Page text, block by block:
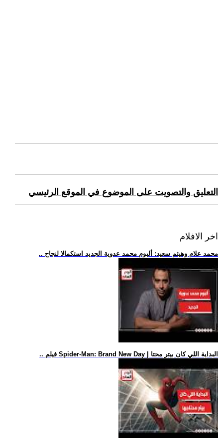
التعليق والتصويت على الموضوع في الموقع الرئيسي
اخر الافلام
.. محمد علام وهيثم سعيد: ألبوم محمد عدوية الجديد استكمالا لنجاح
.. فيلم Spider-Man: Brand New Day | البداية اللي كان بيتر محتا